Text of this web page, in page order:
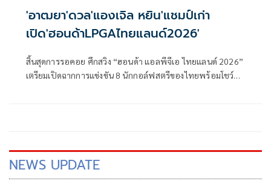
'อาฒยา'ดวล'แองเจิล หยิน'แชมป์เก่า
เปิด'ฮอนด้าLPGAไทยแลนด์2026'
สิ้นสุดการรอคอย ศึกสวิง “ฮอนด้า แอลพีจีเอ ไทยแลนด์ 2026”
เตรียมเปิดฉากการแข่งขัน 8 นักกอล์ฟสตรีของไทยพร้อมโชว์วง
NEWS UPDATE